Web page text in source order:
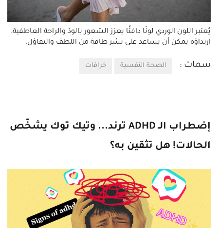
يُعتبر اللون الوردي لونًا دافئًا يعزز الشعور بالودّ والراحة العاطفية.
ارتداؤه يمكن أن يساعد على نشر طاقة من اللطف والتفاؤل.
سمات : الصحة النفسية خرافات
إضطراب الـ ADHD ترند... وتيك توك يشخّص
الحالات! هل تثقين به؟